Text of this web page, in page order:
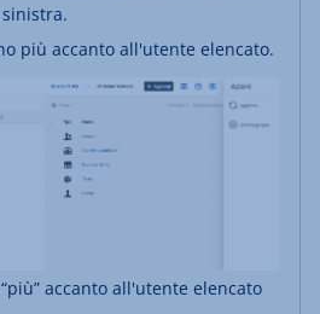
più accanto all'utente elencato.
accanto all'utente elencato